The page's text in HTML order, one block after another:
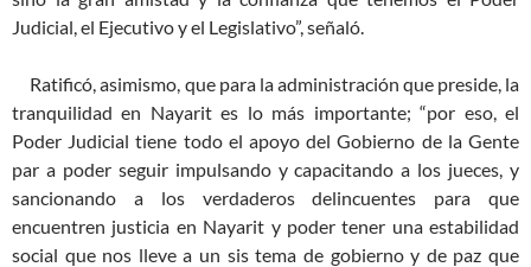
Judicial, el Ejecutivo y el Legislativo”, señaló.
Ratificó, asimismo, que para la administración que preside, la
tranquilidad en Nayarit es lo más importante; “por eso, el
Poder Judicial tiene todo el apoyo del Gobierno de la Gente
par a poder seguir impulsando y capacitando a los jueces, y
sancionando a los verdaderos delincuentes para que
encuentren justicia en Nayarit y poder tener una estabilidad
social que nos lleve a un sis tema de gobierno y de paz que